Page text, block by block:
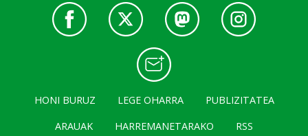
HONI BURUZ LEGE OHARRA
PUBLIZITATEA
ARAUAK
HARREMANETARAKO RSS